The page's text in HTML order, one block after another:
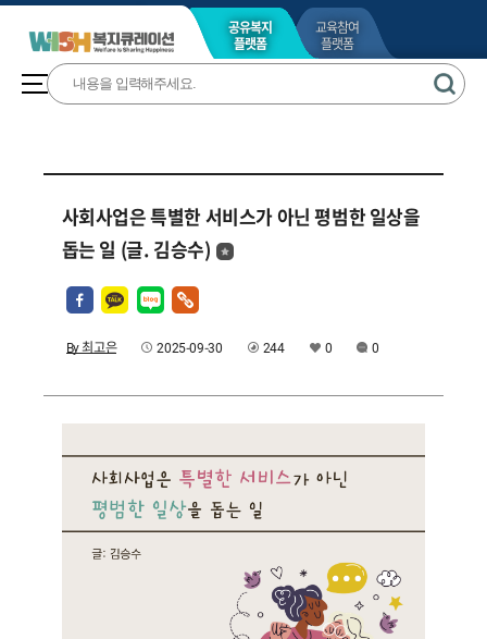
공유복지
플랫폼
교육참여
플랫폼
사회사업은 특별한 서비스가 아닌 평범한 일상을
돕는 일 (글. 김승수)
By 최고은 2025-09-30 244 0 0